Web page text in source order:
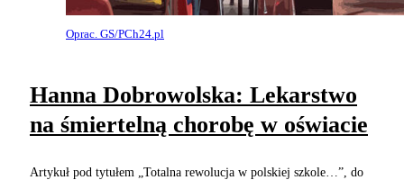
Oprac. GS/PCh24.pl
Hanna Dobrowolska: Lekarstwo
na śmiertelną chorobę w oświacie
Artykuł pod tytułem „Totalna rewolucja w polskiej szkole…”, do